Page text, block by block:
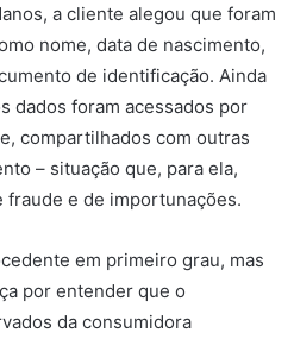
a cliente alegou que foram
nome, data de nascimento,
de identificação. Ainda
dados foram acessados por
compartilhados com outras
– situação que, para ela,
e de importunações.
em primeiro grau, mas
por entender que o
da consumidora